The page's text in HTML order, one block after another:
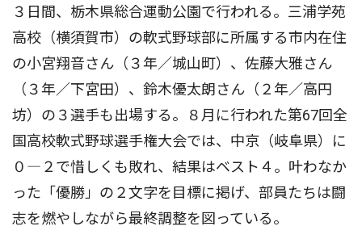
３日間、栃木県総合運動公園で行われる。三浦学苑
高校（横須賀市）の軟式野球部に所属する市内在住
の小宮翔音さん（３年／城山町）、佐藤大雅さん
（３年／下宮田）、鈴木優太朗さん（２年／高円
坊）の３選手も出場する。８月に行われた第67回全
国高校軟式野球選手権大会では、中京（岐阜県）に
０―２で惜しくも敗れ、結果はベスト４。叶わなか
った「優勝」の２文字を目標に掲げ、部員たちは闘
志を燃やしながら最終調整を図っている。